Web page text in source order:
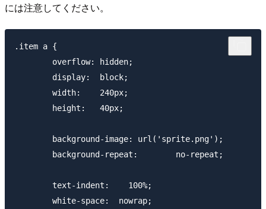
には注意してください。
.item a {
        overflow: hidden;
        display:  block;
        width:    240px;
        height:   40px;
        background-image: url('sprite.png');
        background-repeat:        no-repeat;
        text-indent:    100%;
        white-space:  nowrap;